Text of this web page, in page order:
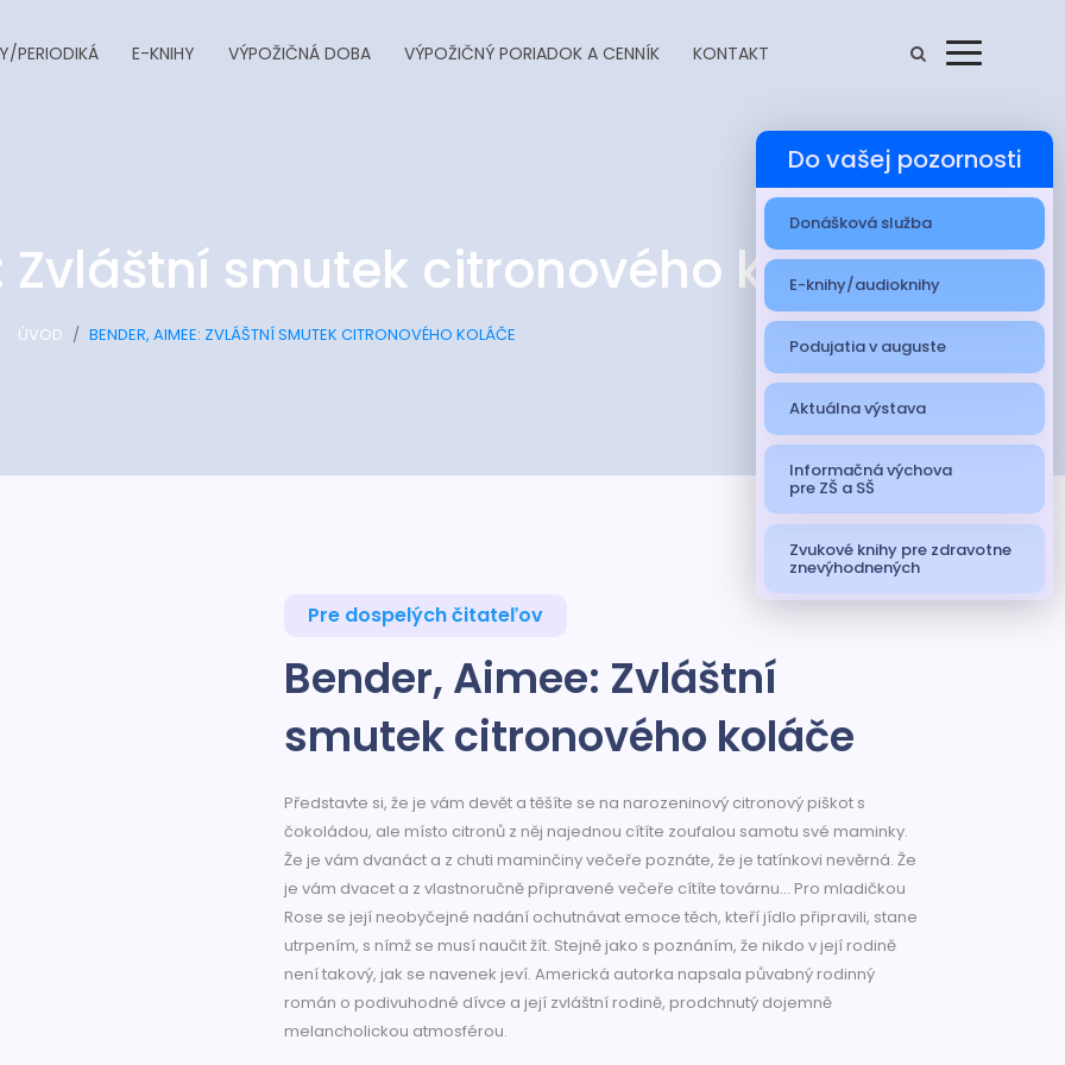
PERIODIKÁ E-KNIHY VÝPOŽIČNÁ DOBA VÝPOŽIČNÝ PORIADOK A CENNÍK KONTAKT
Zvláštní smutek citronového koláče
ÚVOD BENDER, AIMEE: ZVLÁŠTNÍ SMUTEK CITRONOVÉHO KOLÁČE
Pre dospelých čitateľov
Bender, Aimee: Zvláštní
smutek citronového koláče
Představte si, že je vám devět a těšíte se na narozeninový citronový piškot s
čokoládou, ale místo citronů z něj najednou cítíte zoufalou samotu své maminky.
Že je vám dvanáct a z chuti maminčiny večeře poznáte, že je tatínkovi nevěrná. Že
je vám dvacet a z vlastnoručně připravené večeře cítíte továrnu... Pro mladičkou
Rose se její neobyčejné nadání ochutnávat emoce těch, kteří jídlo připravili, stane
utrpením, s nímž se musí naučit žít. Stejně jako s poznáním, že nikdo v její rodině
není takový, jak se navenek jeví. Americká autorka napsala půvabný rodinný
román o podivuhodné dívce a její zvláštní rodině, prodchnutý dojemně
melancholickou atmosférou.
Do vašej pozornosti
Donášková služba
E-knihy/audioknihy
Podujatia v auguste
Aktuálna výstava
Informačná výchova
pre ZŠ a SŠ
Zvukové knihy pre zdravotne
znevýhodnených